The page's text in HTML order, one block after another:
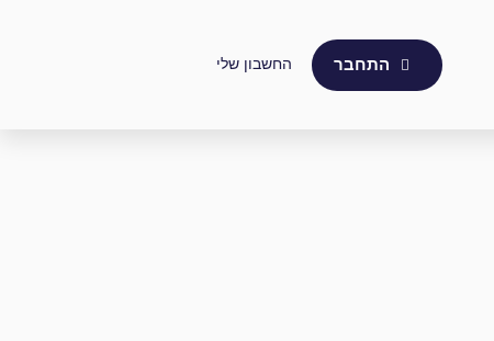
התחבר החשבון שלי